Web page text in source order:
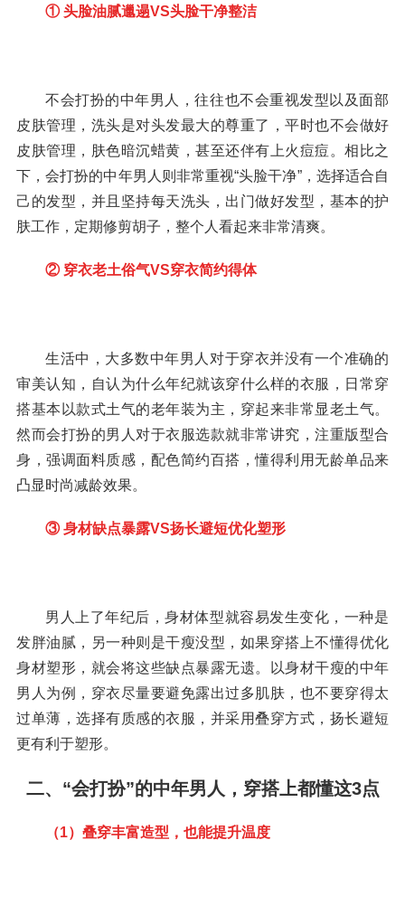
① 头脸油腻邋遢VS头脸干净整洁
不会打扮的中年男人，往往也不会重视发型以及面部
皮肤管理，洗头是对头发最大的尊重了，平时也不会做好
皮肤管理，肤色暗沉蜡黄，甚至还伴有上火痘痘。相比之
下，会打扮的中年男人则非常重视“头脸干净”，选择适合自
己的发型，并且坚持每天洗头，出门做好发型，基本的护
肤工作，定期修剪胡子，整个人看起来非常清爽。
② 穿衣老土俗气VS穿衣简约得体
生活中，大多数中年男人对于穿衣并没有一个准确的
审美认知，自认为什么年纪就该穿什么样的衣服，日常穿
搭基本以款式土气的老年装为主，穿起来非常显老土气。
然而会打扮的男人对于衣服选款就非常讲究，注重版型合
身，强调面料质感，配色简约百搭，懂得利用无龄单品来
凸显时尚减龄效果。
③ 身材缺点暴露VS扬长避短优化塑形
男人上了年纪后，身材体型就容易发生变化，一种是
发胖油腻，另一种则是干瘦没型，如果穿搭上不懂得优化
身材塑形，就会将这些缺点暴露无遗。以身材干瘦的中年
男人为例，穿衣尽量要避免露出过多肌肤，也不要穿得太
过单薄，选择有质感的衣服，并采用叠穿方式，扬长避短
更有利于塑形。
二、“会打扮”的中年男人，穿搭上都懂这3点
（1）叠穿丰富造型，也能提升温度